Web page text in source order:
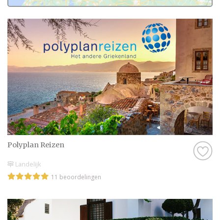
bruidsparen leest over Trouwen in het
buitenland in Haarlemmermeer. Want zij
hebben het live ervaren en zijn natuurlijk
kritische beoordelaars!
Daarom hebben wij bij elke professional op
onze website een beoordeling van echte
bruidsparen staan. Indien deze al
beoordeeld is, natuurlijk. Soms vind je
namelijk ook nieuwe professionals op onze
website, en dan is het misschien wel aan
jullie om de eerste beoordeling te schrijven!
Hoe dan ook, je kunt er zeker van zijn dat je
een geweldige ervaring krijgt met de
Trouwen in het buitenland in
Haarlemmermeer op onze website. Het zijn
stuk voor stuk professionals die als missie
Polyplan Reizen
Landelijk
11 beoordelingen